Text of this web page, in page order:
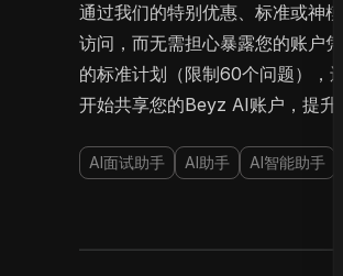
通过我们的特别优惠、标准或神
访问，而无需担心暴露您的账户
的标准计划（限制60个问题），
开始共享您的Beyz AI账户，提升
AI面试助手 AI助手 AI智能助手